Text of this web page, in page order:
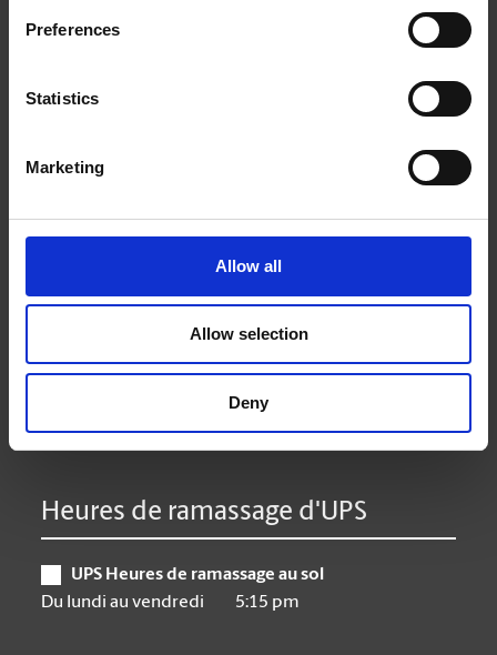
Preferences
Statistics
Marketing
Allow all
Allow selection
Deny
Nous suivre
9:00 am - 6:30 pm
Vendredi
9:00 am - 6:30 pm
10:00 am - 3:00 pm
Dimanche
Closed
Heures de ramassage d'UPS
UPS Heures de ramassage au sol
Du lundi au vendredi
5:15 pm